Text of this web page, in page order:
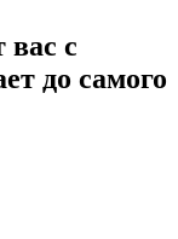
вас с
до самого